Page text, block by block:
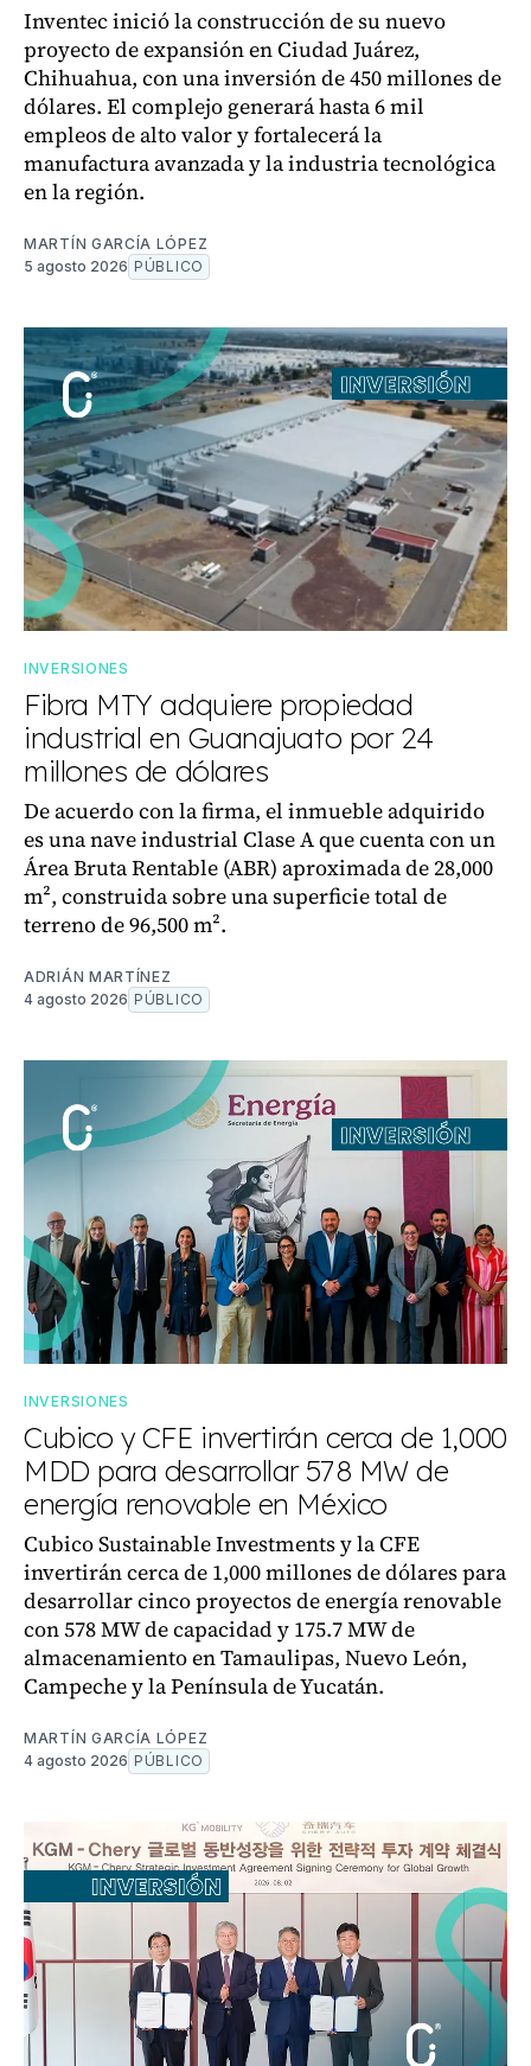
Inventec inició la construcción de su nuevo
proyecto de expansión en Ciudad Juárez,
Chihuahua, con una inversión de 450 millones de
dólares. El complejo generará hasta 6 mil
empleos de alto valor y fortalecerá la
manufactura avanzada y la industria tecnológica
en la región.
MARTÍN GARCÍA LÓPEZ
5 agosto 2026 PÚBLICO
INVERSIONES
Fibra MTY adquiere propiedad
industrial en Guanajuato por 24
millones de dólares
De acuerdo con la firma, el inmueble adquirido
es una nave industrial Clase A que cuenta con un
Área Bruta Rentable (ABR) aproximada de 28,000
m², construida sobre una superficie total de
terreno de 96,500 m².
ADRIÁN MARTÍNEZ
4 agosto 2026 PÚBLICO
INVERSIONES
Cubico y CFE invertirán cerca de 1,000
MDD para desarrollar 578 MW de
energía renovable en México
Cubico Sustainable Investments y la CFE
invertirán cerca de 1,000 millones de dólares para
desarrollar cinco proyectos de energía renovable
con 578 MW de capacidad y 175.7 MW de
almacenamiento en Tamaulipas, Nuevo León,
Campeche y la Península de Yucatán.
MARTÍN GARCÍA LÓPEZ
4 agosto 2026 PÚBLICO